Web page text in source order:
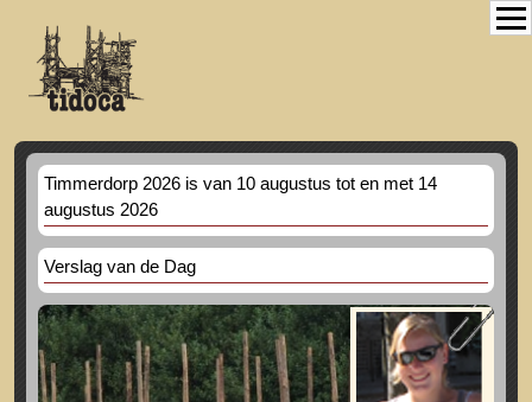
Timmerdorp 2026 is van 10 augustus tot en met 14
augustus 2026
Verslag van de Dag